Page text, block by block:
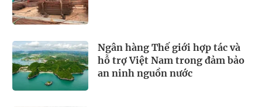
Ngân hàng Thế giới hợp tác và
hỗ trợ Việt Nam trong đảm bảo
an ninh nguồn nước